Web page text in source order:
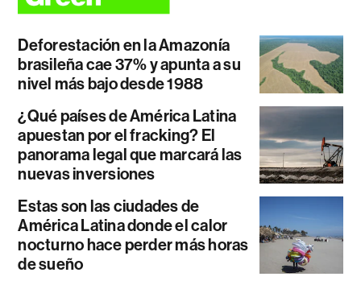
Deforestación en la Amazonía
brasileña cae 37% y apunta a su
nivel más bajo desde 1988
¿Qué países de América Latina
apuestan por el fracking? El
panorama legal que marcará las
nuevas inversiones
Estas son las ciudades de
América Latina donde el calor
nocturno hace perder más horas
de sueño